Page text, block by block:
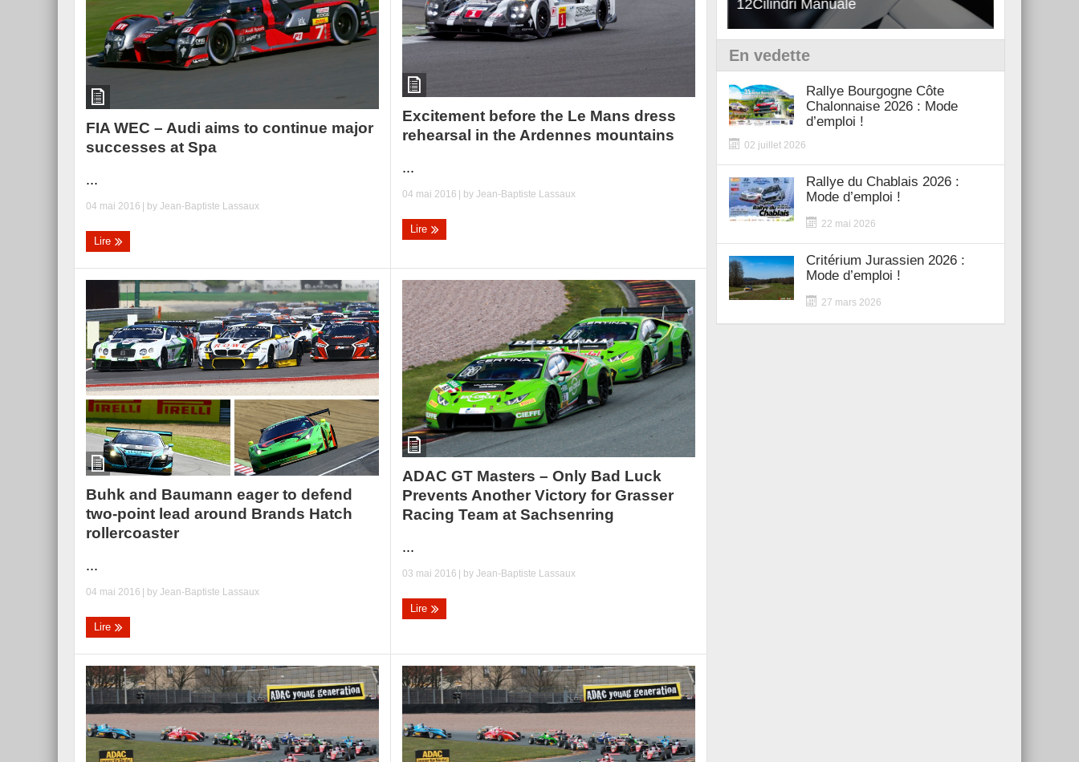
FIA WEC – Audi aims to continue major
successes at Spa
...
04 mai 2016 | by Jean-Baptiste Lassaux
Lire
Excitement before the Le Mans dress
rehearsal in the Ardennes mountains
...
04 mai 2016 | byJean-Baptiste Lassaux
Lire
Buhk and Baumann eager to defend
two-point lead around Brands Hatch
rollercoaster
...
04 mai 2016 | by Jean-Baptiste Lassaux
Lire
ADAC GT Masters – Only Bad Luck
Prevents Another Victory for Grasser
Racing Team at Sachsenring
...
03 mai 2016 | byJean-Baptiste Lassaux
Lire
Essai – Morgan Supersport
du Musée Porsche
12Cilindri Manuale
En vedette
Rallye Bourgogne Côte
Chalonnaise 2026 : Mode
d’emploi !
02 juillet 2026
Rallye du Chablais 2026 :
Mode d’emploi !
22 mai 2026
Critérium Jurassien 2026 :
Mode d’emploi !
27 mars 2026